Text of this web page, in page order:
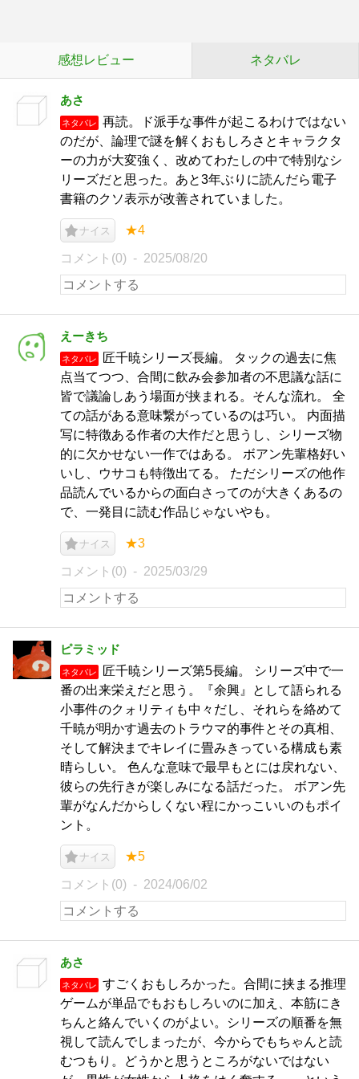
感想レビュー ネタバレ
あさ
ネタバレ
再読。ド派手な事件が起こるわけではない
のだが、論理で謎を解くおもしろさとキャラクタ
ーの力が大変強く、改めてわたしの中で特別なシ
リーズだと思った。あと3年ぶりに読んだら電子
書籍のクソ表示が改善されていました。
ナイス ★4
コメント(0) 2025/08/20
えーきち
ネタバレ
匠千暁シリーズ長編。 タックの過去に焦
点当てつつ、合間に飲み会参加者の不思議な話に
皆で議論しあう場面が挟まれる。そんな流れ。 全
ての話がある意味繋がっているのは巧い。 内面描
写に特徴ある作者の大作だと思うし、シリーズ物
的に欠かせない一作ではある。 ボアン先輩格好い
いし、ウサコも特徴出てる。 ただシリーズの他作
品読んでいるからの面白さってのが大きくあるの
で、一発目に読む作品じゃないやも。
ナイス ★3
コメント(0) 2025/03/29
ピラミッド
ネタバレ
匠千暁シリーズ第5長編。 シリーズ中で一
番の出来栄えだと思う。『余興』として語られる
小事件のクォリティも中々だし、それらを絡めて
千暁が明かす過去のトラウマ的事件とその真相、
そして解決までキレイに畳みきっている構成も素
晴らしい。 色んな意味で最早もとには戻れない、
彼らの先行きが楽しみになる話だった。 ボアン先
輩がなんだからしくない程にかっこいいのもポイ
ント。
ナイス ★5
コメント(0) 2024/06/02
あさ
ネタバレ
すごくおもしろかった。合間に挟まる推理
ゲームが単品でもおもしろいのに加え、本筋にき
ちんと絡んでいくのがよい。シリーズの順番を無
視して読んでしまったが、今からでもちゃんと読
むつもり。どうかと思うところがないではない